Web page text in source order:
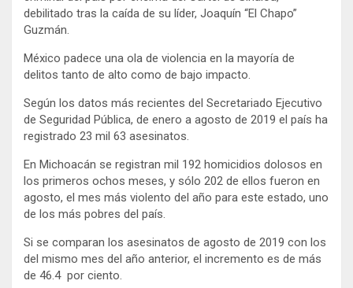
debilitado tras la caída de su líder, Joaquín “El Chapo”
Guzmán.
México padece una ola de violencia en la mayoría de
delitos tanto de alto como de bajo impacto.
Según los datos más recientes del Secretariado Ejecutivo
de Seguridad Pública, de enero a agosto de 2019 el país ha
registrado 23 mil 63 asesinatos.
En Michoacán se registran mil 192 homicidios dolosos en
los primeros ochos meses, y sólo 202 de ellos fueron en
agosto, el mes más violento del año para este estado, uno
de los más pobres del país.
Si se comparan los asesinatos de agosto de 2019 con los
del mismo mes del año anterior, el incremento es de más
de 46.4 por ciento.